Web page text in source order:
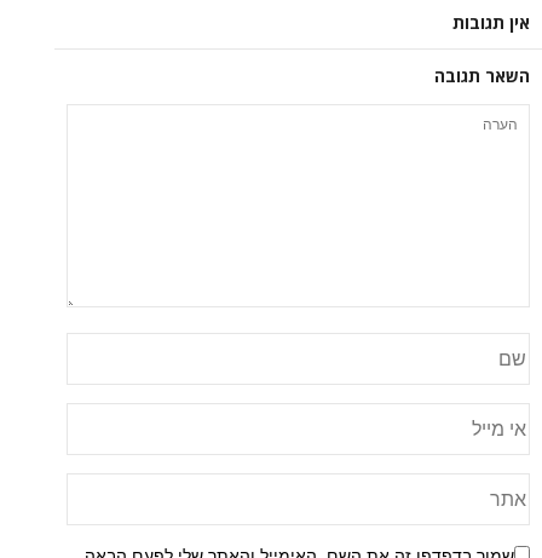
אין תגובות
השאר תגובה